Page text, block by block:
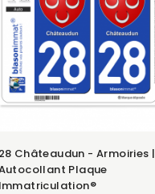
28 Châteaudun - Armoiries |
Plaque
Immatriculation®